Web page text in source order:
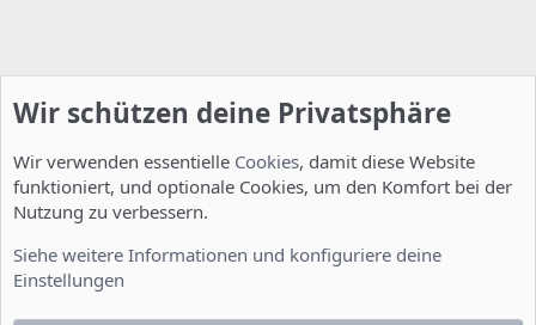
Wir schützen deine Privatsphäre
Wir verwenden essentielle Cookies, damit diese Website
funktioniert, und optionale Cookies, um den Komfort bei der
Nutzung zu verbessern.
Siehe weitere Informationen und konfiguriere deine
Einstellungen